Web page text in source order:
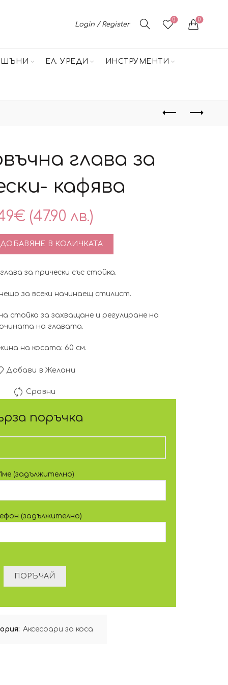
Login / Register
0 0
ЕЛ. УРЕДИ ИНСТРУМЕНТИ
глава за
кафява
€ (47.90 лв.)
за Тренировъчна глава за прически- кафява
ДОБАВЯНЕ В КОЛИЧКАТА
за прически със стойка.
за всеки начинаещ стилист.
стойка за захващане и регулиране на
на главата.
на косата: 60 см.
Добави в Желани
Сравни
поръчка
(задължително)
(задължително)
Аксесоари за коса